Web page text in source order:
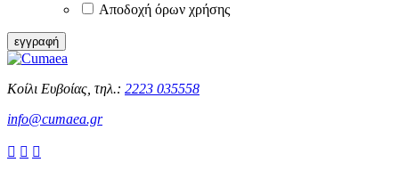
τους
όρους
της
Αποδοχή όρων χρήσης
εγγραφή
Κοίλι Ευβοίας, τηλ.: 2223 035558
info@cumaea.gr
  